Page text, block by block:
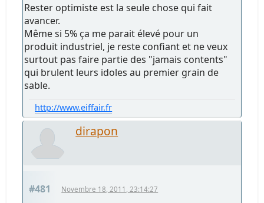
Rester optimiste est la seule chose qui fait
avancer.
Même si 5% ça me parait élevé pour un
produit industriel, je reste confiant et ne veux
surtout pas faire partie des "jamais contents"
qui brulent leurs idoles au premier grain de
sable.
http://www.eiffair.fr
dirapon
#481 Novembre 18, 2011, 23:14:27